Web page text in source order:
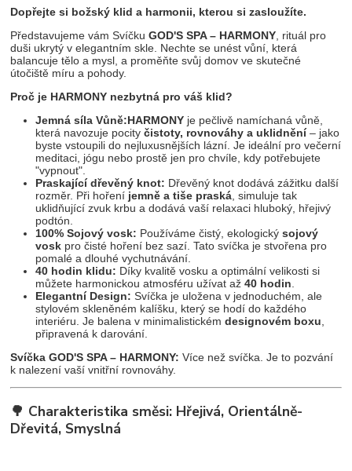
Dopřejte si božský klid a harmonii, kterou si zasloužíte.
Představujeme vám SvíčkuGOD'S SPA – HARMONY , rituál pro
duši ukrytý v elegantním skle. Nechte se unést vůní, která
balancuje tělo a mysl, a proměňte svůj domov ve skutečné
útočiště míru a pohody.
Proč je HARMONY nezbytná pro váš klid?
Jemná síla Vůně:HARMONY je pečlivě namíchaná vůně,
která navozuje pocityčistoty, rovnováhy a uklidnění– jako
byste vstoupili do nejluxusnějších lázní. Je ideální pro večerní
meditaci, jógu nebo prostě jen pro chvíle, kdy potřebujete
"vypnout".
Praskající dřevěný knot: Dřevěný knot dodává zážitku další
rozměr. Při hoření jemně a tiše praská , simuluje tak
uklidňující zvuk krbu a dodává vaší relaxaci hluboký, hřejivý
podtón.
100% Sojový vosk: Používáme čistý, ekologickýsojový
vosk pro čisté hoření bez sazí. Tato svíčka je stvořena pro
pomalé a dlouhé vychutnávání.
40 hodin klidu: Díky kvalitě vosku a optimální velikosti si
můžete harmonickou atmosféru užívat až40 hodin
Elegantní Design: Svíčka je uložena v jednoduchém, ale
stylovém skleněném kalíšku, který se hodí do každého
interiéru. Je balena v minimalistickémdesignovém boxu
připravená k darování.
Svíčka GOD'S SPA – HARMONY: Více než svíčka. Je to pozvání
k nalezení vaší vnitřní rovnováhy.
🌳 Charakteristika směsi: Hřejivá, Orientálně-
Dřevitá, Smyslná